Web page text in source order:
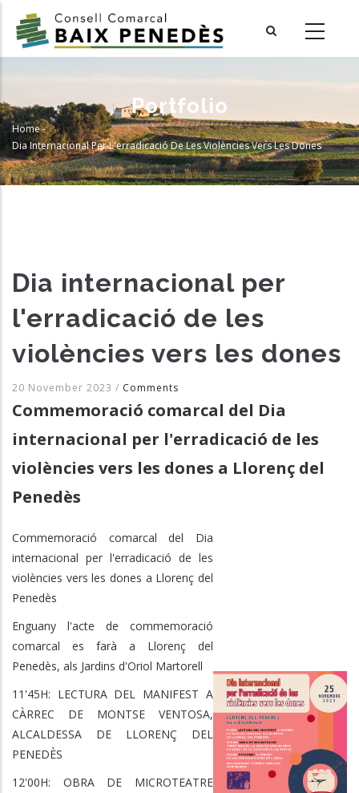
main
Portfolio
Breadcrumb
Home-
Dia Internacional Per L'erradicació De Les Violències Vers Les Dones
Dia internacional per
l'erradicació de les
violències vers les dones
20 November 2023 / Comments
Commemoració comarcal del Dia
internacional per l'erradicació de les
violències vers les dones a Llorenç del
Penedès
Commemoració comarcal del Dia
internacional per l'erradicació de les
violències vers les dones a Llorenç del
Penedès
Enguany l'acte de commemoració
comarcal es farà a Llorenç del
Penedès, als Jardins d'Oriol Martorell
11'45H: LECTURA DEL MANIFEST A
CÀRREC DE MONTSE VENTOSA,
ALCALDESSA DE LLORENÇ DEL
PENEDÈS
12'00H: OBRA DE MICROTEATRE